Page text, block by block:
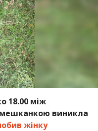
18.00 між
виникла
жінку